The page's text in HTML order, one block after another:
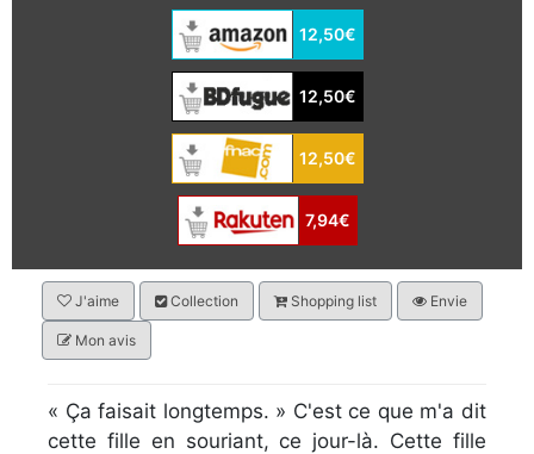
12,50€
12,50€
12,50€
7,94€
J'aime Collection Shopping list Envie
Mon avis
« Ça faisait longtemps. » C'est ce que m'a dit
cette fille en souriant, ce jour-là. Cette fille